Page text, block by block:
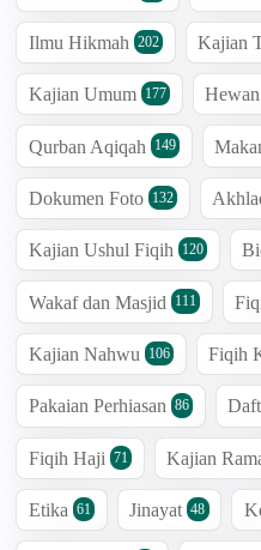
Ilmu Hikmah 202 Kajian
Kajian Umum 177
Qurban Aqiqah 149
Dokumen Foto 132
Kajian Ushul Fiqih 120
Wakaf dan Masjid 111
Kajian Nahwu 106 Fiqih
Pakaian Perhiasan 86
Fiqih Haji 71 Kajian
Etika 61 Jinayat 48